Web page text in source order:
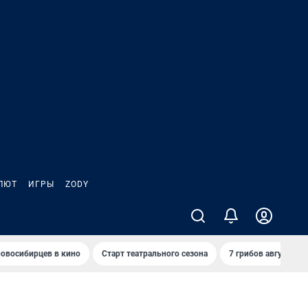
ИГРЫ ZODY
в кино Старт театрального сезона 7 грибов августа